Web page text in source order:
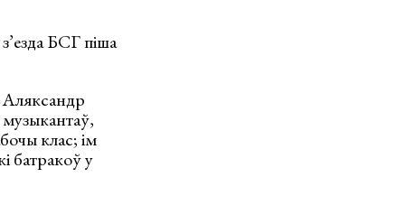
БСГ піша
Аляксандр
музыкантаў,
клас; ім
батракоў у